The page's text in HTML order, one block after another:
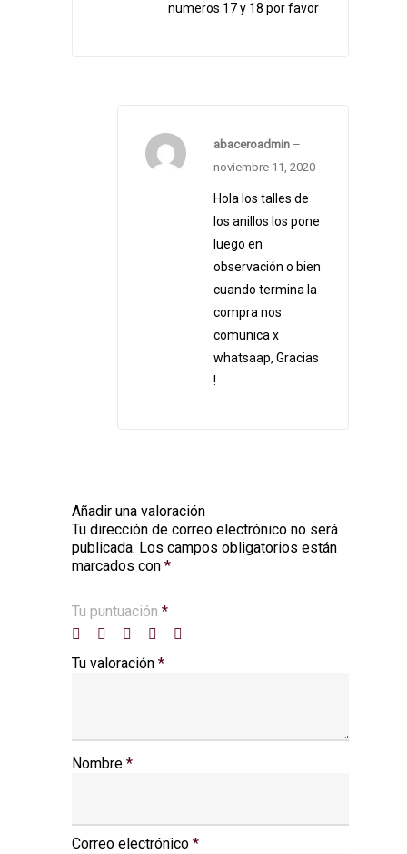
numeros 17 y 18 por favor
abaceroadmin –
noviembre 11, 2020
Hola los talles de
los anillos los pone
luego en
observación o bien
cuando termina la
compra nos
comunica x
whatsaap, Gracias
!
Añadir una valoración
Tu dirección de correo electrónico no será
publicada. Los campos obligatorios están
marcados con *
Tu puntuación *
Tu valoración *
Nombre *
Correo electrónico *
Alternative: